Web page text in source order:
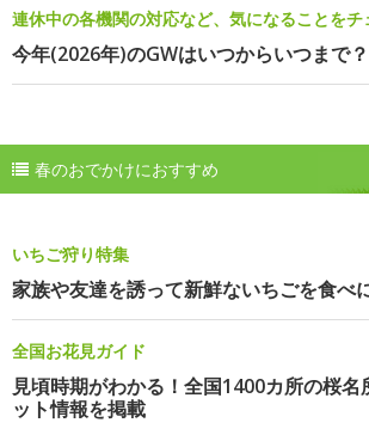
連休中の各機関の対応など、気になることをチ
今年(2026年)のGWはいつからいつまで？
春のおでかけにおすすめ
いちご狩り特集
家族や友達を誘って新鮮ないちごを食べ
全国お花見ガイド
見頃時期がわかる！全国1400カ所の桜名
ット情報を掲載